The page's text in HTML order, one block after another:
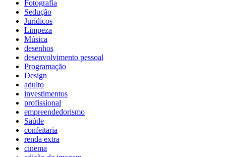
Fotografia
Sedução
Jurídicos
Limpeza
Música
desenhos
desenvolvimento pessoal
Programação
Design
adulto
investimentos
profissional
empreendedorismo
Saúde
confeitaria
renda extra
cinema